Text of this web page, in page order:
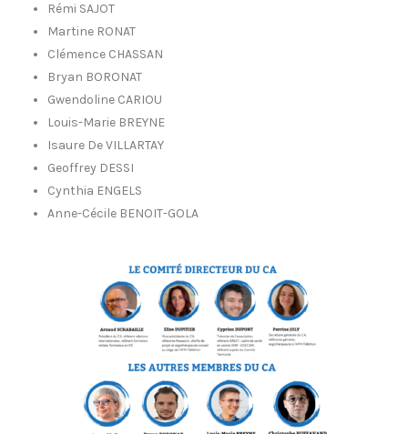
Rémi SAJOT
Martine RONAT
Clémence CHASSAN
Bryan BORONAT
Gwendoline CARIOU
Louis-Marie BREYNE
Isaure De VILLARTAY
Geoffrey DESSI
Cynthia ENGELS
Anne-Cécile BENOIT-GOLA